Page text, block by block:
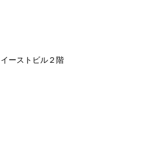
ーストビル２階